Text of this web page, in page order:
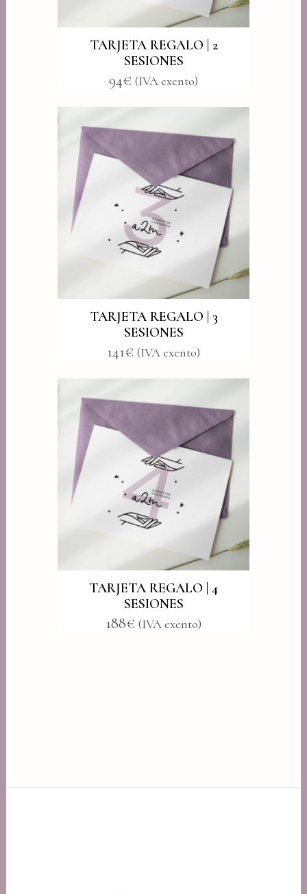
TARJETA REGALO | 2
SESIONES
94€ (IVA exento)
TARJETA REGALO | 3
SESIONES
141€ (IVA exento)
TARJETA REGALO | 4
SESIONES
188€ (IVA exento)